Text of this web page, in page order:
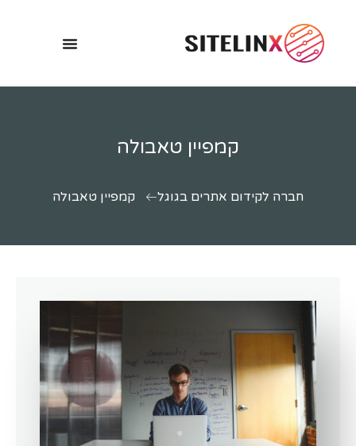
קמפיין טאבולה
חברה לקידום אתרים בגוגל קמפיין טאבולה